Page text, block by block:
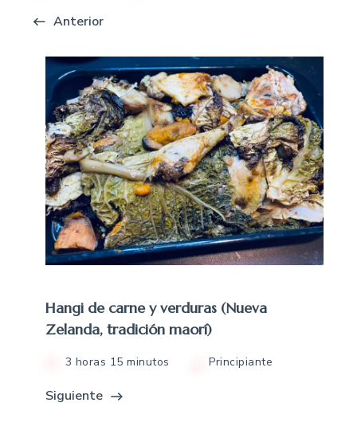
Anterior
Hangi de carne y verduras (Nueva
Zelanda, tradición maorí)
3 horas 15 minutos Principiante
Siguiente